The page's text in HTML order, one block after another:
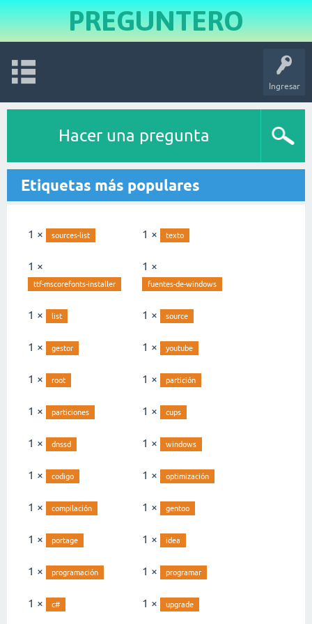
PREGUNTERO
Ingresar
Hacer una pregunta
Etiquetas más populares
1 × sources-list 1 × texto
1 ×
ttf-mscorefonts-installer
1 ×
fuentes-de-windows
1 × list 1 × source
1 × gestor 1 × youtube
1 × root 1 × partición
1 × particiones 1 × cups
1 × dnssd 1 × windows
1 × codigo 1 × optimización
1 × compilación 1 × gentoo
1 × portage 1 × idea
1 × programación 1 × programar
1 × c# 1 × upgrade